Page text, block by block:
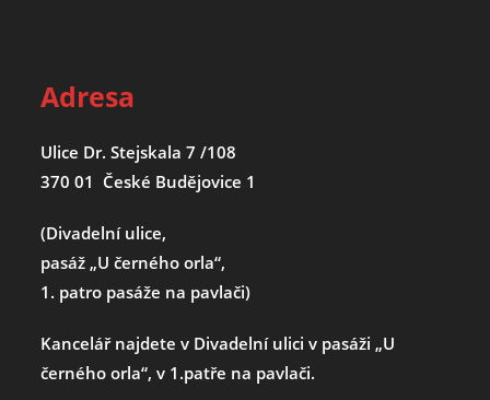
Adresa
Ulice Dr. Stejskala 7 /108
370 01 České Budějovice 1
(Divadelní ulice,
pasáž „U černého orla“,
1. patro pasáže na pavlači)
Kancelář najdete v Divadelní ulici v pasáži „U
černého orla“, v 1.patře na pavlači.